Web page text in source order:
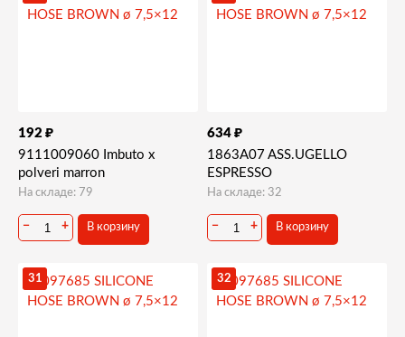
192 ₽
9111009060 Imbuto x
polveri marron
На складе: 79
− + В корзину
634 ₽
1863A07 ASS.UGELLO
ESPRESSO
На складе: 32
− + В корзину
31 32